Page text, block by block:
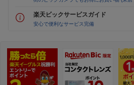
楽天ビックサービスガイド
安心で便利なサービス完備